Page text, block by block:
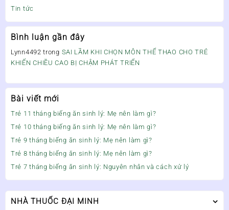
Tin tức
Bình luận gần đây
Lynn4492 trong SAI LẦM KHI CHỌN MÔN THỂ THAO CHO TRẺ
KHIẾN CHIỀU CAO BỊ CHẬM PHÁT TRIỂN
Bài viết mới
Trẻ 11 tháng biếng ăn sinh lý: Mẹ nên làm gì?
Trẻ 10 tháng biếng ăn sinh lý: Mẹ nên làm gì?
Trẻ 9 tháng biếng ăn sinh lý: Mẹ nên làm gì?
Trẻ 8 tháng biếng ăn sinh lý: Mẹ nên làm gì?
Trẻ 7 tháng biếng ăn sinh lý: Nguyên nhân và cách xử lý
NHÀ THUỐC ĐẠI MINH